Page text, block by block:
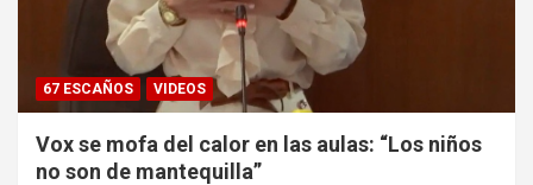
67 ESCAÑOS VIDEOS
Vox se mofa del calor en las aulas: “Los niños
no son de mantequilla”